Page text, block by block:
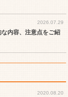
2026.07.29
内容、注意点をご紹
2020.08.20